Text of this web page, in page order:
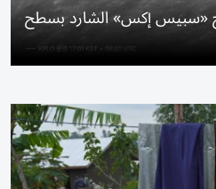
«سبيس إكس» الشارد بسطح